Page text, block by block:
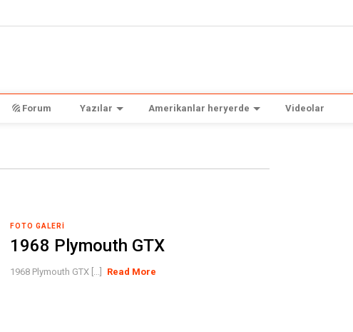
Forum Yazılar Amerikanlar heryerde Videolar
FOTO GALERI
1968 Plymouth GTX
1968 Plymouth GTX [...] Read More